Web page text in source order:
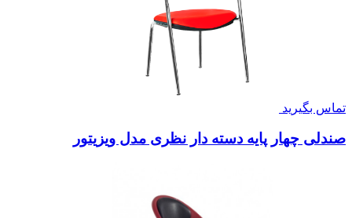
تماس بگیرید
صندلی چهار پایه دسته دار نظری مدل ویزیتور